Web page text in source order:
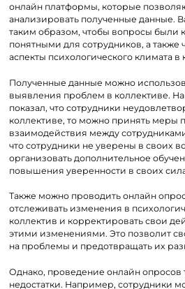
онлайн платформы, которые
анализировать полученные данные.
таким образом, чтобы вопросы были
понятными для сотрудников, а также
аспекты психологического климата в
Полученные данные можно
выявления проблем в коллективе.
показал, что сотрудники
коллективе, то можно принять меры
взаимодействия между
что сотрудники не уверены в своих
организовать дополнительное
повышения уверенности в своих
Также можно проводить онлайн
отслеживать изменения в
коллектив и корректировать свои
этими изменениями. Это позволит
на проблемы и предотвращать их
Однако, проведение онлайн опросов
недостатки. Например, сотрудники